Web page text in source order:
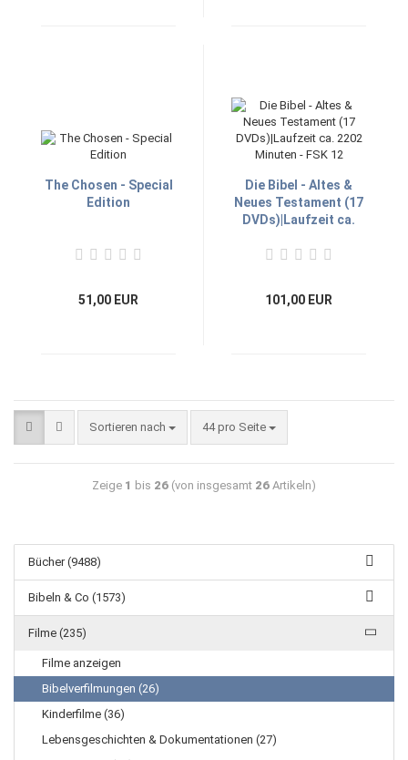
The Chosen - Special
Edition
51,00 EUR
Die Bibel - Altes &
Neues Testament (17
DVDs)|Laufzeit ca.
101,00 EUR
Sortieren nach 44 pro Seite
Zeige 1 bis 26 (von insgesamt 26 Artikeln)
Bücher (9488)
Bibeln & Co (1573)
Filme (235)
Filme anzeigen
Bibelverfilmungen (26)
Kinderfilme (36)
Lebensgeschichten & Dokumentationen (27)